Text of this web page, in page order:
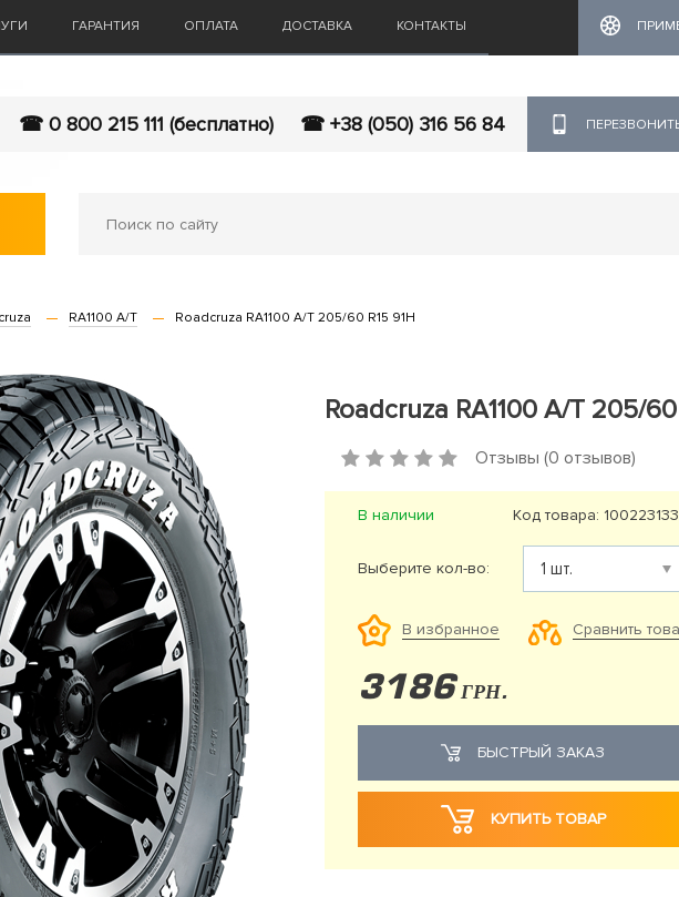
ГАРАНТИЯ ОПЛАТА ДОСТАВКА КОНТАКТЫ
☎ 0 800 215 111 (бесплатно) ☎ +38 (050) 316 56 84
RA1100 A/T Roadcruza RA1100 A/T 205/60 R15 91H
Roadcruza RA1100 A/T 205/60
Отзывы (0 отзывов)
В наличии Код товара:
Выберите кол-во:
В избранное Сравнить
3186 ГРН.
БЫСТРЫЙ ЗАКАЗ
КУПИТЬ ТОВАР